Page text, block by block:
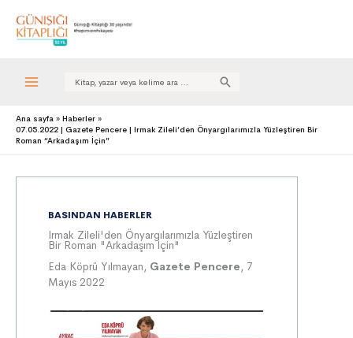
Search
Ana sayfa
Haberler
07.05.2022 | Gazete Pencere | Irmak Zileli’den Önyargılarımızla Yüzleştiren Bir
Roman “Arkadaşım İçin”
BASINDAN HABERLER
Irmak Zileli'den Önyargılarımızla Yüzleştiren
Bir Roman "Arkadaşım İçin"
Eda Köprü Yılmayan, Gazete Pencere, 7
Mayıs 2022